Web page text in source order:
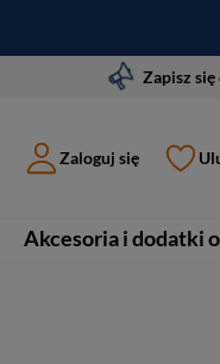
Zapisz
Zaloguj się
Akcesoria i dodatki